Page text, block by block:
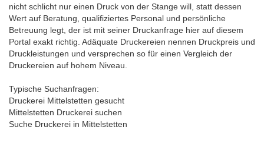
nicht schlicht nur einen Druck von der Stange will, statt dessen
Wert auf Beratung, qualifiziertes Personal und persönliche
Betreuung legt, der ist mit seiner Druckanfrage hier auf diesem
Portal exakt richtig. Adäquate Druckereien nennen Druckpreis und
Druckleistungen und versprechen so für einen Vergleich der
Druckereien auf hohem Niveau.
Typische Suchanfragen:
Druckerei Mittelstetten gesucht
Mittelstetten Druckerei suchen
Suche Druckerei in Mittelstetten